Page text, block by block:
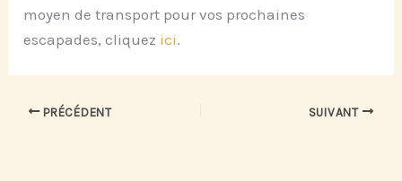
moyen de transport pour vos prochaines
escapades, cliquez ici.
PRÉCÉDENT SUIVANT